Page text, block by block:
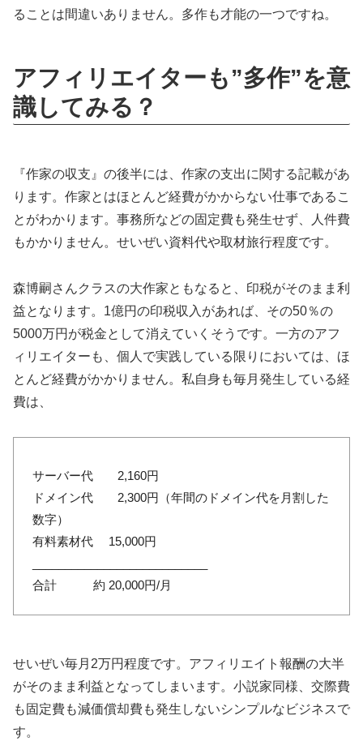
ることは間違いありません。多作も才能の一つですね。
アフィリエイターも”多作”を意
識してみる？
『作家の収支』の後半には、作家の支出に関する記載があ
ります。作家とはほとんど経費がかからない仕事であるこ
とがわかります。事務所などの固定費も発生せず、人件費
もかかりません。せいぜい資料代や取材旅行程度です。
森博嗣さんクラスの大作家ともなると、印税がそのまま利
益となります。1億円の印税収入があれば、その50％の
5000万円が税金として消えていくそうです。一方のアフ
ィリエイターも、個人で実践している限りにおいては、ほ
とんど経費がかかりません。私自身も毎月発生している経
費は、
サーバー代 2,160円
ドメイン代 2,300円（年間のドメイン代を月割した
数字）
有料素材代 15,000円
合計 約 20,000円/月
せいぜい毎月2万円程度です。アフィリエイト報酬の大半
がそのまま利益となってしまいます。小説家同様、交際費
も固定費も減価償却費も発生しないシンプルなビジネスで
す。